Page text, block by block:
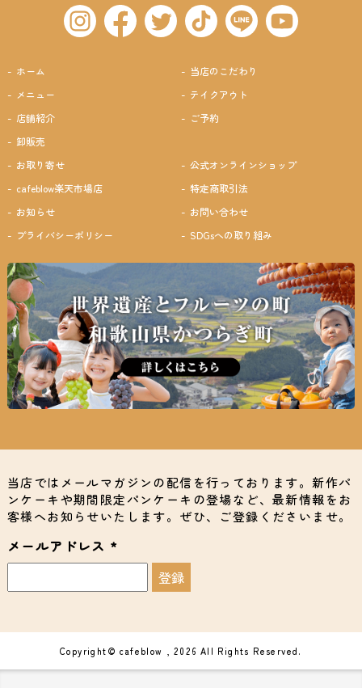
ホーム
当店のこだわり
メニュー
テイクアウト
店舗紹介
ご予約
卸販売
お取り寄せ
公式オンラインショップ
cafeblow楽天市場店
特定商取引法
お知らせ
お問い合わせ
プライバシーポリシー
SDGsへの取り組み
当店ではメールマガジンの配信を行っております。新作パ
ンケーキや期間限定パンケーキの登場など、最新情報をお
客様へお知らせいたします。ぜひ、ご登録くださいませ。
メールアドレス *
Copyright© cafeblow , 2026 All Rights Reserved.